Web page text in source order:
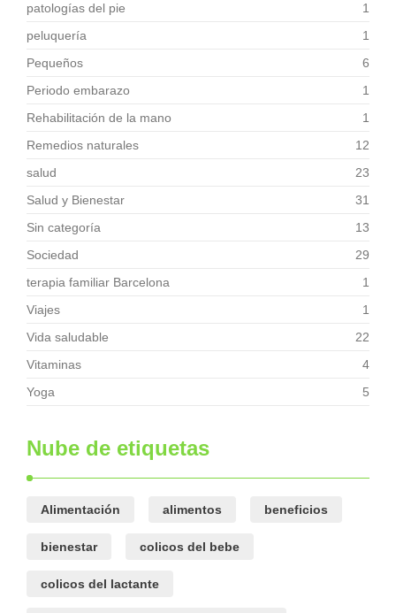
patologías del pie
1
peluquería
1
Pequeños
6
Periodo embarazo
1
Rehabilitación de la mano
1
Remedios naturales
12
salud
23
Salud y Bienestar
31
Sin categoría
13
Sociedad
29
terapia familiar Barcelona
1
Viajes
1
Vida saludable
22
Vitaminas
4
Yoga
5
Nube de etiquetas
Alimentación alimentos beneficios
bienestar colicos del bebe
colicos del lactante